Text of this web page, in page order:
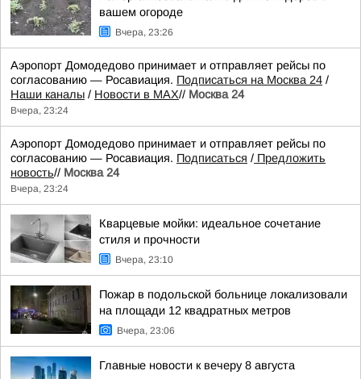
вашем огороде
Вчера, 23:26
Аэропорт Домодедово принимает и отправляет рейсы по
согласованию — Росавиация. Подписаться на Москва 24 /
Наши каналы / Новости в MAX// Москва 24
Вчера, 23:24
Аэропорт Домодедово принимает и отправляет рейсы по
согласованию — Росавиация. Подписаться / Предложить
новость// Москва 24
Вчера, 23:24
Кварцевые мойки: идеальное сочетание
стиля и прочности
Вчера, 23:10
Пожар в подольской больнице локализовали
на площади 12 квадратных метров
Вчера, 23:06
Главные новости к вечеру 8 августа